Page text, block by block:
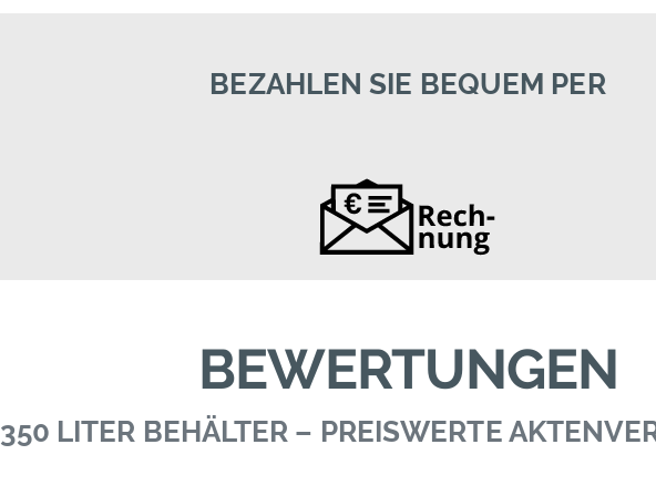
BEZAHLEN SIE BEQUEM PER
BEWERTUNGEN
350 LITER BEHÄLTER – PREISWERTE